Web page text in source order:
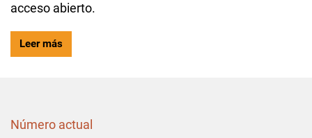
acceso abierto.
Leer más
Número actual